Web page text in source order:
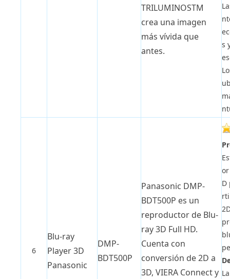
TRILUMINOSTM
crea una imagen
más vívida que
antes.
s
6
Blu-ray
Player 3D
Panasonic
DMP-
BDT500P
Panasonic DMP-
BDT500P es un
reproductor de Blu-
ray 3D Full HD.
Cuenta con
conversión de 2D a
3D, VIERA Connect y
D